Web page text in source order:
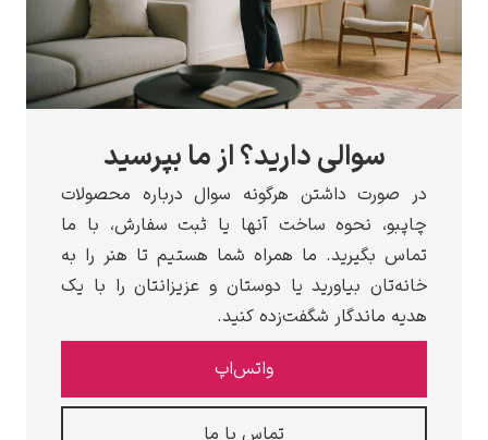
سوالی دارید؟ از ما بپرسید
در صورت داشتن هرگونه سوال درباره محصولات
چاپبو، نحوه ساخت آنها یا ثبت سفارش، با ما
تماس بگیرید. ما همراه شما هستیم تا هنر را به
خانه‌تان بیاورید یا دوستان و عزیزانتان را با یک
هدیه ماندگار شگفت‌زده کنید.
واتس‌اپ